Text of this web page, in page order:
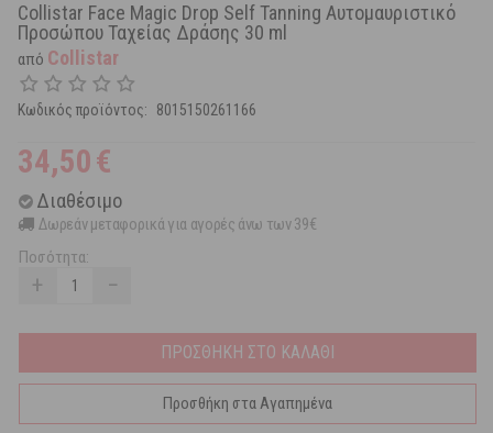
Collistar Face Magic Drop Self Tanning Αυτομαυριστικό
Προσώπου Ταχείας Δράσης 30 ml
από Collistar
Κωδικός προϊόντος: 8015150261166
34,50€
Διαθέσιμο
Δωρεάν μεταφορικά για αγορές άνω των 39€
Ποσότητα:
+ −
ΠΡΟΣΘΗΚΗ ΣΤΟ ΚΑΛΑΘΙ
Προσθήκη στα Αγαπημένα